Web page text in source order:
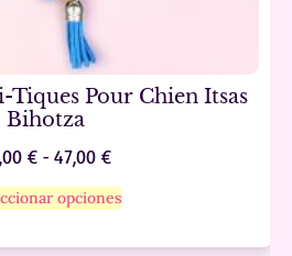
Pour Chien Itsas
Bihotza
€ - 47,00 €
opciones